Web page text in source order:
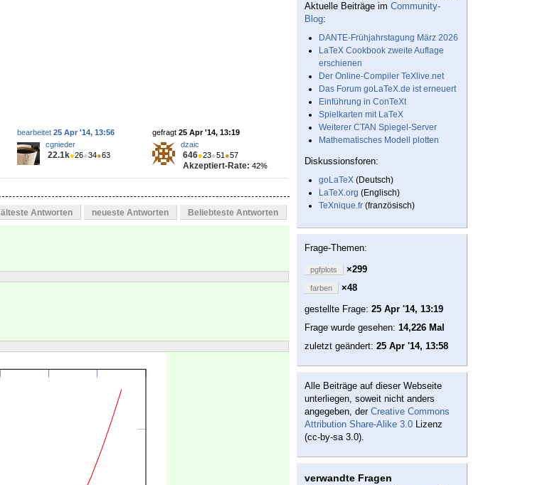
gefragt 25 Apr '14, 13:19
dzaic
646●23●51 ●57
Akzeptiert-Rate: 42%
bearbeitet 25 Apr '14, 13:56
cgnieder
22.1k●26●34●63
älteste Antworten neueste Antworten Beliebteste Antworten
Aktuelle Beiträge im Community-
Blog:
DANTE-Frühjahrstagung März 2026
LaTeX Cookbook zweite Auflage
erschienen
Der Online-Compiler TeXlive.net
Das Forum goLaTeX.de ist erneuert
Einführung in ConTeXt
Spielkarten mit LaTeX
Weiterer CTAN Spiegel-Server
Mathematisches Modell plotten
Diskussionsforen:
goLaTeX (Deutsch)
LaTeX.org (Englisch)
TeXnique.fr (französisch)
Frage-Themen:
pgfplots ×299
farben
×48
gestellte Frage: 25 Apr '14, 13:19
Frage wurde gesehen: 14,226 Mal
zuletzt geändert: 25 Apr '14, 13:58
Alle Beiträge auf dieser Webseite
unterliegen, soweit nicht anders
angegeben, der Creative Commons
Attribution Share-Alike 3.0 Lizenz
(cc-by-sa 3.0).
verwandte Fragen